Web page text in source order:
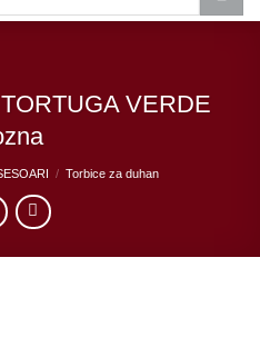
VERDE
/ Torbice za duhan